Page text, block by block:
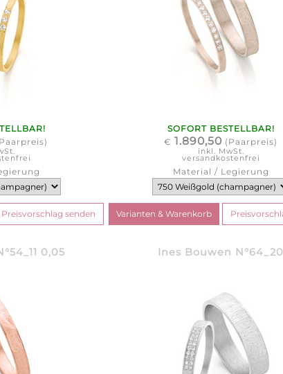
SOFORT BESTELLBAR!
€ 1.890,50 (Paarpreis)
inkl. MwSt.
versandkostenfrei
Material / Legierung
0,05 Ines Bouwen N°64_20